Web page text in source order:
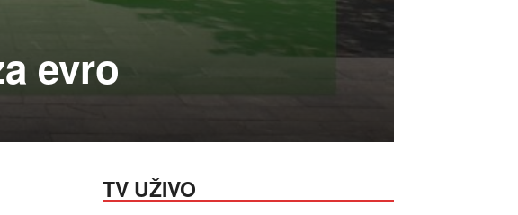
evro
TV UŽIVO